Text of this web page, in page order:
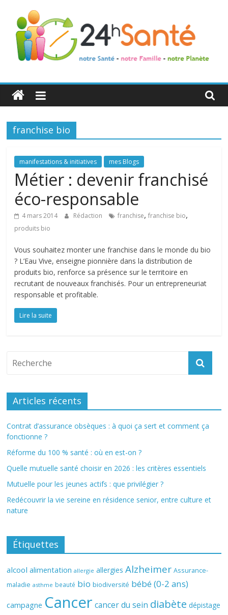
24h
Santé
La
de
toute
famille
franchise bio
manifestations & initiatives mes Blogs
Métier : devenir franchisé
éco-responsable
4 mars 2014 Rédaction franchise,franchise bio,
produits bio
Vous souhaitez monter une franchise dans le monde du bio
? L’Eau Vive, enseigne pionnière dans la distribution de
produits bio, renforce sa présence sur le territoire en
recrutant de nouveaux franchisés. Pour un entrepreneuriat
responsable et profitable.
Lire la suite
Articles récents
Contrat d’assurance obsèques : à quoi ça sert et comment ça
fonctionne ?
Réforme du 100 % santé : où en est-on ?
Quelle mutuelle santé choisir en 2026 : les critères essentiels
Mutuelle pour les jeunes actifs : que privilégier ?
Redécouvrir la vie sereine en résidence senior, entre culture et
nature
Étiquettes
alcool alimentation allergie allergies Alzheimer Assurance-
maladie asthme beauté bio biodiversité bébé (0-2 ans)
campagne Cancer cancer du sein diabète dépistage